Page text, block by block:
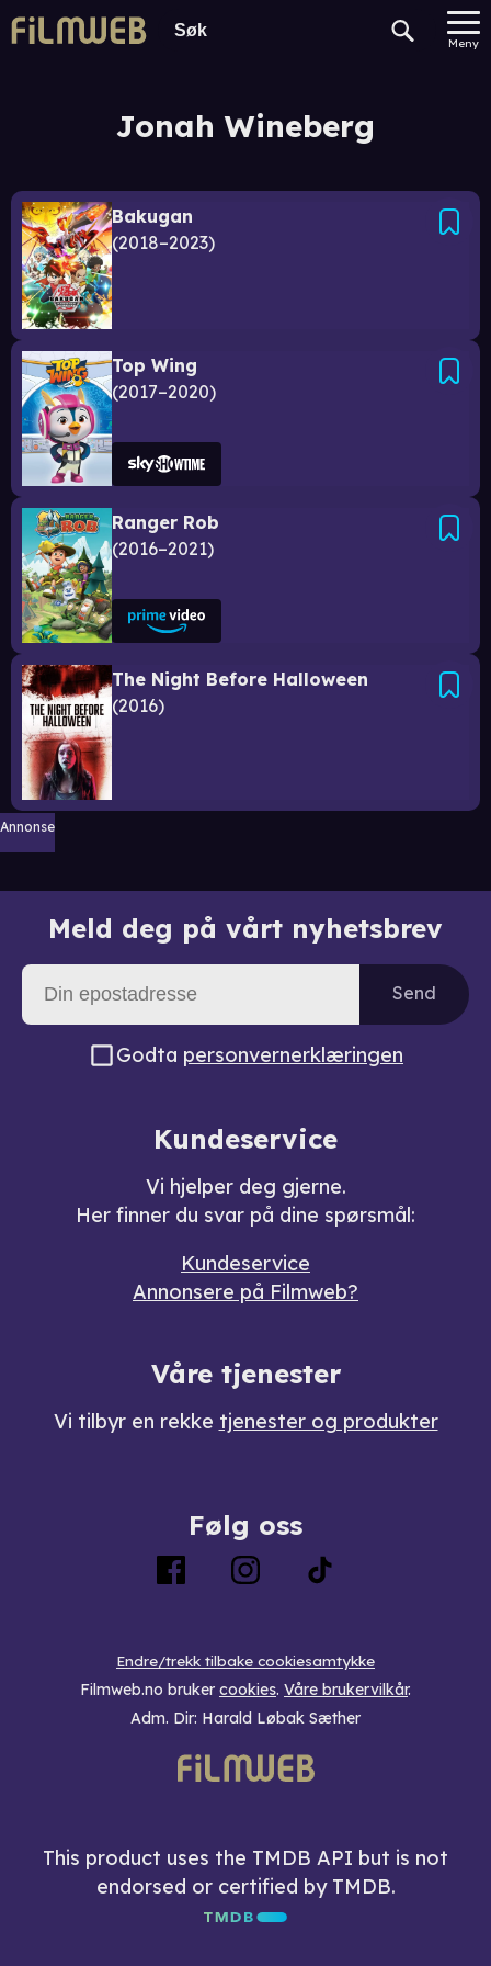
Meny
Jonah Wineberg
Bakugan
2018–2023
Top Wing
2017–2020
Ranger Rob
2016–2021
The Night Before Halloween
2016
Annonse
Meld deg på vårt nyhetsbrev
Send
Godta personvernerklæringen
Kundeservice
Vi hjelper deg gjerne.
Her finner du svar på dine spørsmål:
Kundeservice
Annonsere på Filmweb?
Våre tjenester
Vi tilbyr en rekke tjenester og produkter
Følg oss
Endre/trekk tilbake cookiesamtykke
Filmweb.no bruker cookies. Våre brukervilkår.
Adm. Dir: Harald Løbak Sæther
This product uses the TMDB API but is not
endorsed or certified by TMDB.